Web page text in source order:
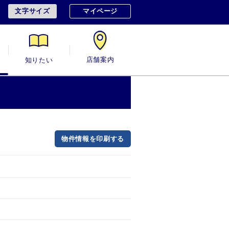
文字サイズ マイページ
知りたい 店舗案内
物件情報を印刷する